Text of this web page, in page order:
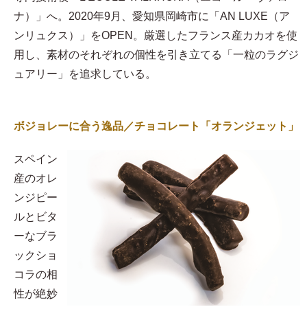
ナ）」へ。2020年9月、愛知県岡崎市に「AN LUXE（ア
ンリュクス）」をOPEN。厳選したフランス産カカオを使
用し、素材のそれぞれの個性を引き立てる「一粒のラグジ
ュアリー」を追求している。
ボジョレーに合う逸品／チョコレート「オランジェット」
スペイン
産のオレ
ンジピー
ルとビタ
ーなブラ
ックショ
コラの相
性が絶妙